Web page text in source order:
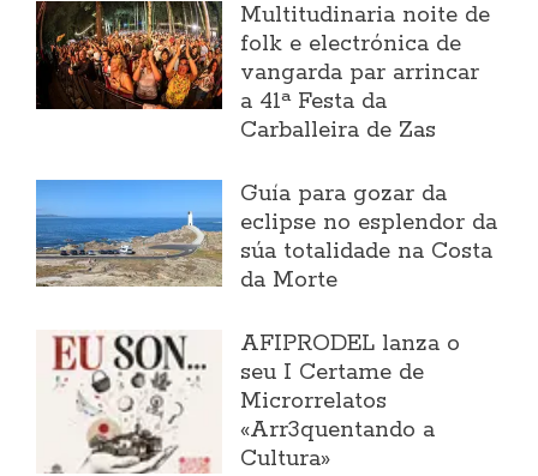
Multitudinaria noite de
folk e electrónica de
vangarda par arrincar
a 41ª Festa da
Carballeira de Zas
Guía para gozar da
eclipse no esplendor da
súa totalidade na Costa
da Morte
AFIPRODEL lanza o
seu I Certame de
Microrrelatos
«Arr3quentando a
Cultura»